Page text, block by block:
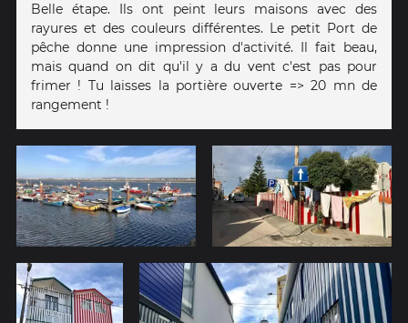
Belle étape. Ils ont peint leurs maisons avec des
rayures et des couleurs différentes. Le petit Port de
pêche donne une impression d'activité. Il fait beau,
mais quand on dit qu'il y a du vent c'est pas pour
frimer ! Tu laisses la portière ouverte => 20 mn de
rangement !